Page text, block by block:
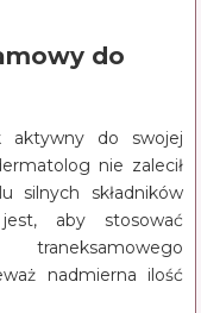
do
aktywny do swojej
nie zalecił
silnych składników
aby stosować
nadmierna ilość